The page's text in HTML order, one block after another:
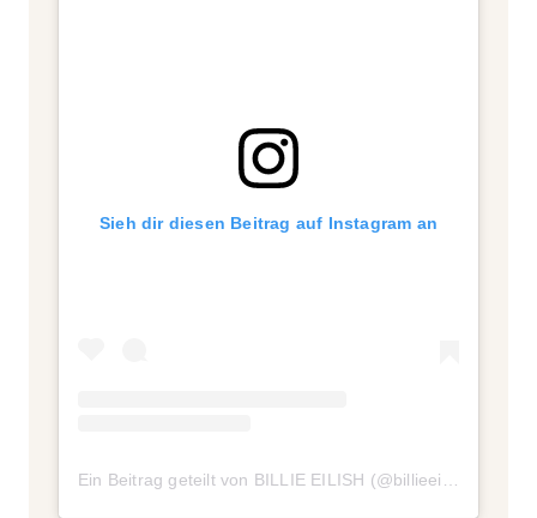
Sieh dir diesen Beitrag auf Instagram an
Ein Beitrag geteilt von BILLIE EILISH (@billieeilish)